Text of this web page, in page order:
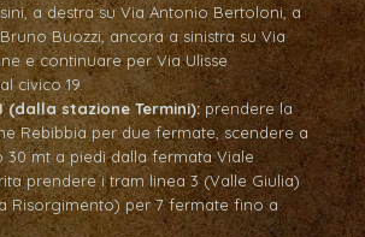
a destra su Via Antonio Bertoloni, a
Buozzi, ancora a sinistra su Via
e continuare per Via Ulisse
civico 19.
(dalla stazione Termini): prendere la
Rebibbia per due fermate, scendere a
30 mt a piedi dalla fermata Viale
prendere i tram linea 3 (Valle Giulia)
Risorgimento) per 7 fermate fino a